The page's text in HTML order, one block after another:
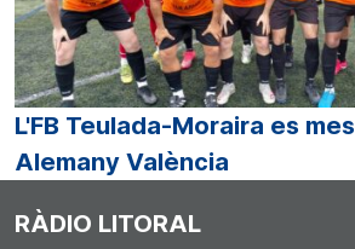
L'FB Teulada-Moraira es
Alemany València
RÀDIO LITORAL